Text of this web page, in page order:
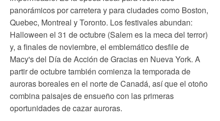
panorámicos por carretera y para ciudades como Boston,
Quebec, Montreal y Toronto. Los festivales abundan:
Halloween el 31 de octubre (Salem es la meca del terror)
y, a finales de noviembre, el emblemático desfile de
Macy's del Día de Acción de Gracias en Nueva York. A
partir de octubre también comienza la temporada de
auroras boreales en el norte de Canadá, así que el otoño
combina paisajes de ensueño con las primeras
oportunidades de cazar auroras.